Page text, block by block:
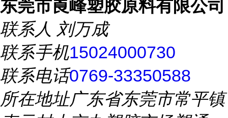
东莞市崀峰塑胶原料有限公司
联系人 刘万成
联系手机15024000730
联系电话0769-33350588
所在地址广东省东莞市常平镇